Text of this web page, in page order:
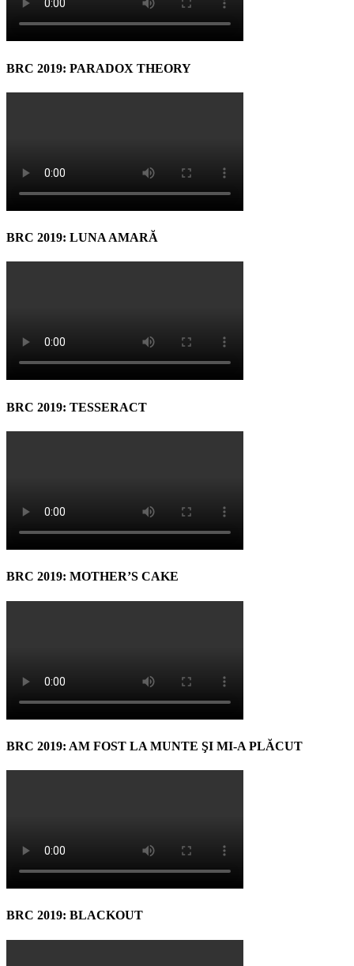
BRC 2019: PARADOX THEORY
BRC 2019: LUNA AMARĂ
BRC 2019: TESSERACT
BRC 2019: MOTHER’S CAKE
BRC 2019: AM FOST LA MUNTE ŞI MI-A PLĂCUT
BRC 2019: BLACKOUT